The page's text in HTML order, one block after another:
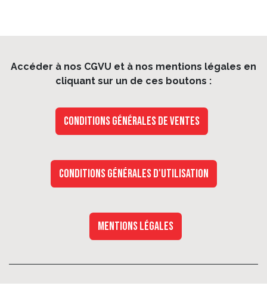
Accéder à nos CGVU et à nos mentions légales en
cliquant sur un de ces boutons :
Conditions générales de ventes
Conditions générales d'utilisation
Mentions légales